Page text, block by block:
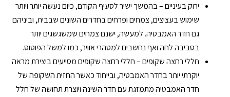
ירוק בעיניים – בהמשך ישיר לסעיף הקודם, כיום נעשה יותר ויותר
שימוש בעציצים, צמחים ופרחים בחדרים השונים שבבית, וביניהם
גם חדר האמבטיה. למעשה, ישנם צמחים שמשגשגים יותר
בסביבה לחה ואף נחשבים למטהרי אוויר, כמו למשל הפוטוס.
חללי רחצה שקופים – חללי רחצה שקופים מסייעים ביצירת מראה
יוקרתי יותר בחדר האמבטיה, ובייחוד כאשר החזית השקופה של
חדר האמבטיה מתמזגת עם חדר השינה ויוצרת תחושה של חלל